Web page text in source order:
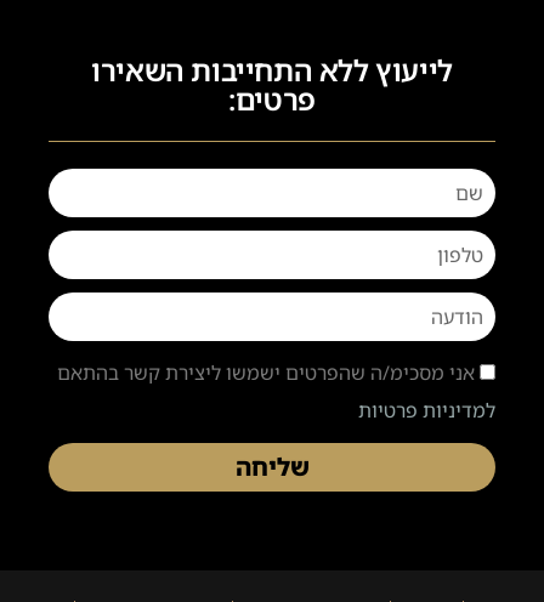
לייעוץ ללא התחייבות השאירו
פרטים:
אני מסכימ/ה שהפרטים ישמשו ליצירת קשר בהתאם
למדיניות פרטיות
שליחה